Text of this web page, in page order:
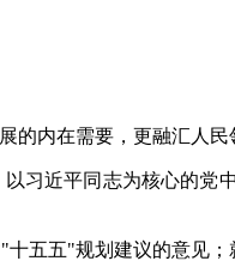
内在需要，更融汇人民
习近平同志为核心的党
五五"规划建议的意见